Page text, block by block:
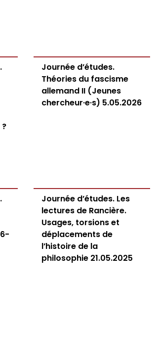
Journée d’études.
Théories du fascisme
allemand II (Jeunes
chercheur·e·s) 5.05.2026
Journée d’études. Les
lectures de Rancière.
Usages, torsions et
déplacements de
l’histoire de la
philosophie 21.05.2025